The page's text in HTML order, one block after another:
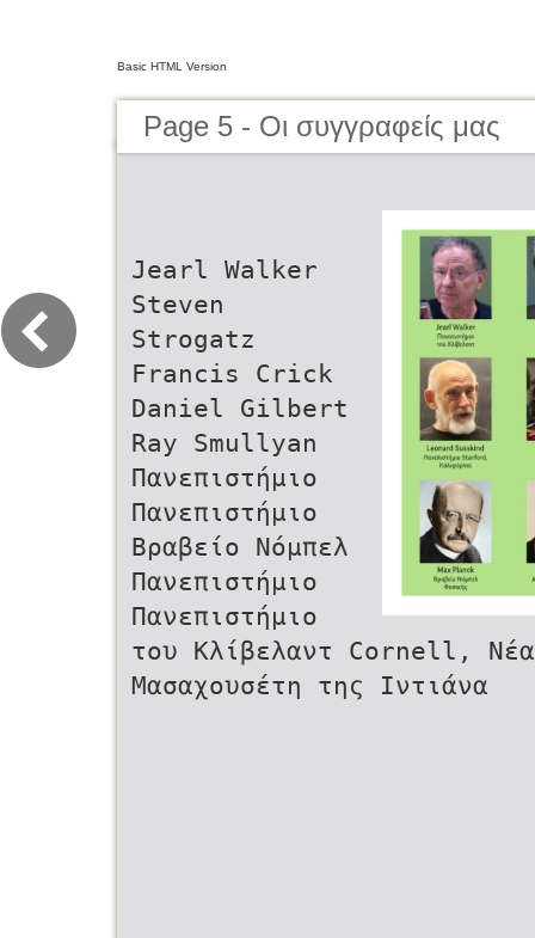
Basic HTML Version
Page 5 - Οι συγγραφείς μας
Jearl Walker
Steven
Strogatz
Francis Crick
Daniel Gilbert
Ray Smullyan
Πανεπιστήμιο
Πανεπιστήμιο
Bραβείο Νόμπελ
Πανεπιστήμιο
Πανεπιστήμιο
του Κλίβελαντ Cornell,
Μασαχουσέτη της Ιντιάνα